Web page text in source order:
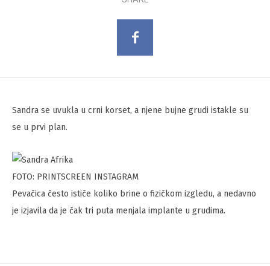
Sandra se uvukla u crni korset, a njene bujne grudi istakle su
se u prvi plan.
FOTO: PRINTSCREEN INSTAGRAM
Pevačica često ističe koliko brine o fizičkom izgledu, a nedavno
je izjavila da je čak tri puta menjala implante u grudima.